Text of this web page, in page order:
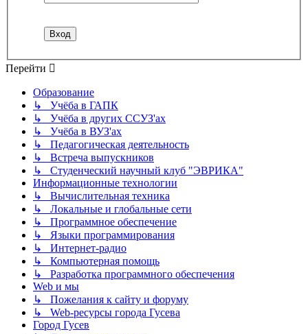
Перейти
Образование
↳ Учёба в ГАПК
↳ Учёба в других ССУЗ'ах
↳ Учёба в ВУЗ'ах
↳ Педагогическая деятельность
↳ Встреча выпускников
↳ Студенческий научный клуб "ЭВРИКА"
Информационные технологии
↳ Вычислительная техника
↳ Локальные и глобальные сети
↳ Программное обеспечение
↳ Языки программирования
↳ Интернет-радио
↳ Компьютерная помощь
↳ Разработка программного обеспечения
Web и мы
↳ Пожелания к сайту и форуму
↳ Web-ресурсы города Гусева
Город Гусев